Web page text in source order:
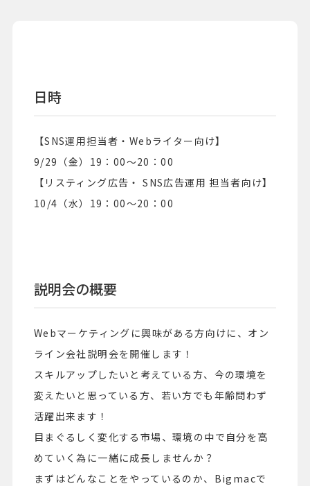
日時
【SNS運用担当者・Webライター向け】
9/29（金） 19：00～20：00
【リスティング広告・ SNS広告運用 担当者向け】
10/4（水）19：00～20：00
説明会の概要
Webマーケティングに興味がある方向けに、オン
ライン会社説明会を開催します！
スキルアップしたいと考えている方、今の環境を
変えたいと思っている方、若い方でも年齢問わず
活躍出来ます！
目まぐるしく変化する市場、環境の中で自分を高
めていく為に一緒に成長しませんか？
まずはどんなことをやっているのか、Bigmacで